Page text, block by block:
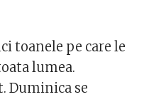
toanele pe care le
lumea.
Duminica se